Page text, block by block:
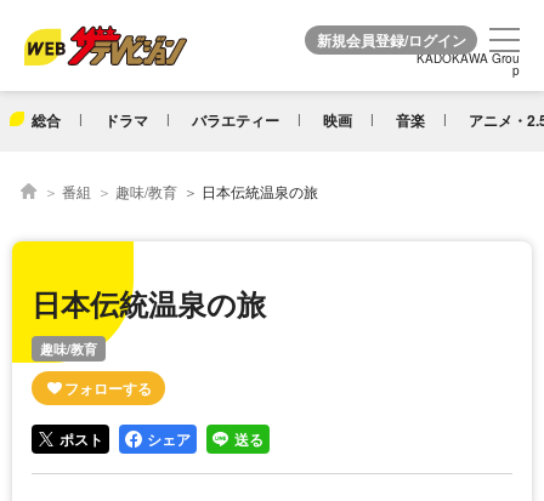
KADOKAWA Grou
p
総合 ドラマ バラエティー 映画 音楽 アニメ・
KADOKAWA Grou
p
番組 趣味/教育 日本伝統温泉の旅
日本伝統温泉の旅
趣味/教育
ポスト シェア 送る